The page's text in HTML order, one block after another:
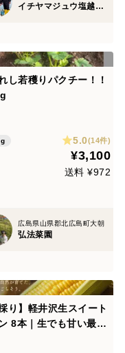
イチヤマジュウ塩越商店
し若穫りパクチー！！
5.0(14件)
¥3,100
送料 ¥972
広島県山県郡北広島町大朝
弘法菜園
採り】軽井沢生スイート
8本｜生でも甘い最高